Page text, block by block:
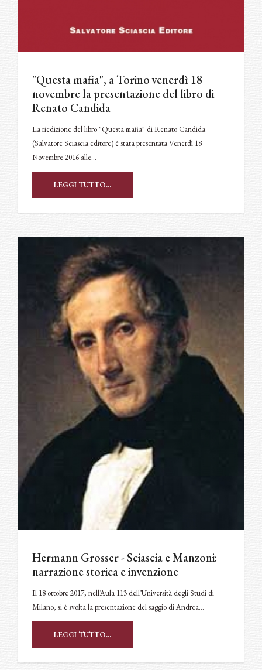
"Questa mafia", a Torino venerdì 18
novembre la presentazione del libro di
Renato Candida
La riedizione del libro "Questa mafia" di Renato Candida
(Salvatore Sciascia editore) è stata presentata Venerdì 18
Novembre 2016 alle…
LEGGI TUTTO...
Hermann Grosser - Sciascia e Manzoni:
narrazione storica e invenzione
Il 18 ottobre 2017, nell’Aula 113 dell’Università degli Studi di
Milano, si è svolta la presentazione del saggio di Andrea…
LEGGI TUTTO...